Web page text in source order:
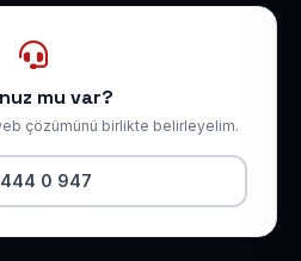
mu var?
çözümünü birlikte belirleyelim.
444 0 947